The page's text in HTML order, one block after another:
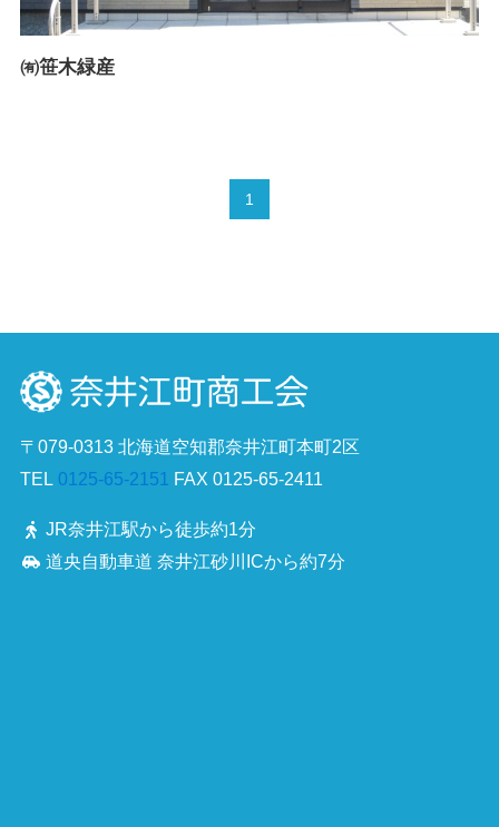
㈲笹木緑産
1
〒079-0313 北海道空知郡奈井江町本町2区
TEL 0125-65-2151 FAX 0125-65-2411
JR奈井江駅から徒歩約1分
道央自動車道 奈井江砂川ICから約7分